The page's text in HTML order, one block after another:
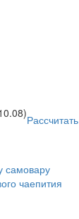
Рассчитать
самовару
чаепития